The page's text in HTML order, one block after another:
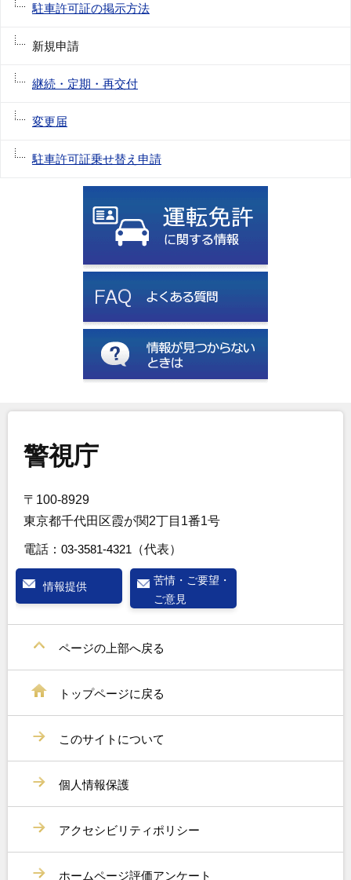
駐車許可証の掲示方法
新規申請
継続・定期・再交付
変更届
駐車許可証乗せ替え申請
警視庁
〒100-8929
東京都千代田区霞が関2丁目1番1号
電話： 03-3581-4321 （代表）
情報提供
苦情・ご要望・
ご意見
ページの上部へ戻る
トップページに戻る
このサイトについて
個人情報保護
アクセシビリティポリシー
ホームページ評価アンケート